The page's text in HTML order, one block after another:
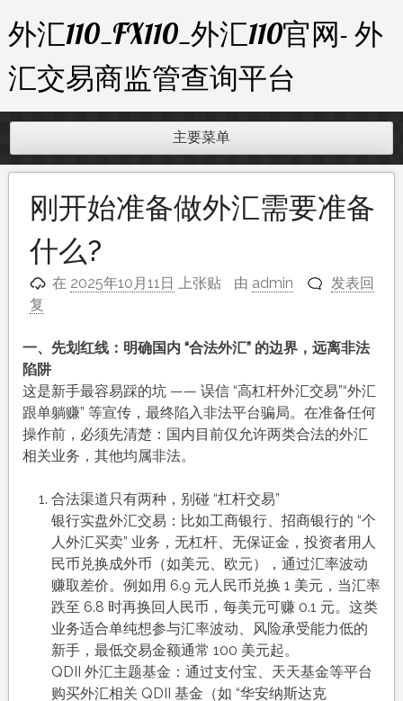
至
内
容
外汇110_FX110_外汇110官网- 外
汇交易商监管查询平台
主要菜单
刚开始准备做外汇需要准备
什么?
在 2025年10月11日 上张贴 由 admin
发表回
复
一、先划红线：明确国内 “合法外汇” 的边界，远离非法
陷阱​
这是新手最容易踩的坑 —— 误信 “高杠杆外汇交易”“外汇
跟单躺赚” 等宣传，最终陷入非法平台骗局。在准备任何
操作前，必须先清楚：国内目前仅允许两类合法的外汇
相关业务，其他均属非法。​
合法渠道只有两种，别碰 “杠杆交易”​
银行实盘外汇交易：比如工商银行、招商银行的 “个
人外汇买卖” 业务，无杠杆、无保证金，投资者用人
民币兑换成外币（如美元、欧元），通过汇率波动
赚取差价。例如用 6.9 元人民币兑换 1 美元，当汇率
跌至 6.8 时再换回人民币，每美元可赚 0.1 元。这类
业务适合单纯想参与汇率波动、风险承受能力低的
新手，最低交易金额通常 100 美元起。​
QDII 外汇主题基金：通过支付宝、天天基金等平台
购买外汇相关 QDII 基金（如 “华安纳斯达克